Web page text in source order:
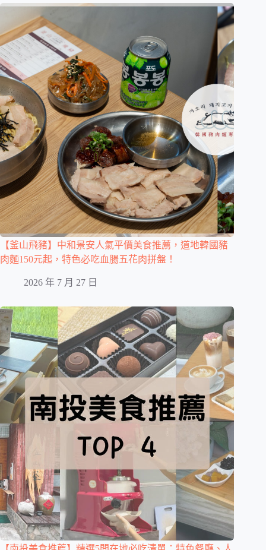
【釜山飛豬】中和景安人氣平價美食推薦，道地韓國豬
肉麵150元起，特色必吃血腸五花肉拼盤！
2026 年 7 月 27 日